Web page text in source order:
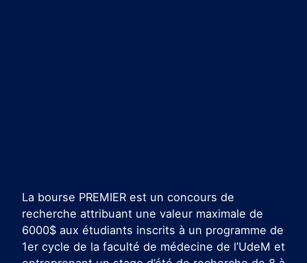
La bourse PREMIER est un concours de
recherche attribuant une valeur maximale de
6000$ aux étudiants inscrits à un programme de
1er cycle de la faculté de médecine de l’UdeM et